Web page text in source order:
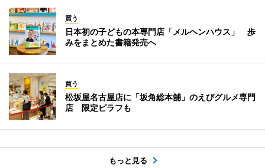
買う
日本初の子どもの本専門店「メルヘンハウス」 歩
みをまとめた書籍発売へ
買う
松坂屋名古屋店に「坂角総本舖」のえびグルメ専門
店 限定ピラフも
もっと見る